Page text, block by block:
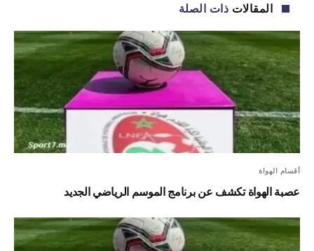
المقالات ذات الصلة
أقسام الهواة
عصبة الهواة تكشف عن برنامج الموسم الرياضي الجديد